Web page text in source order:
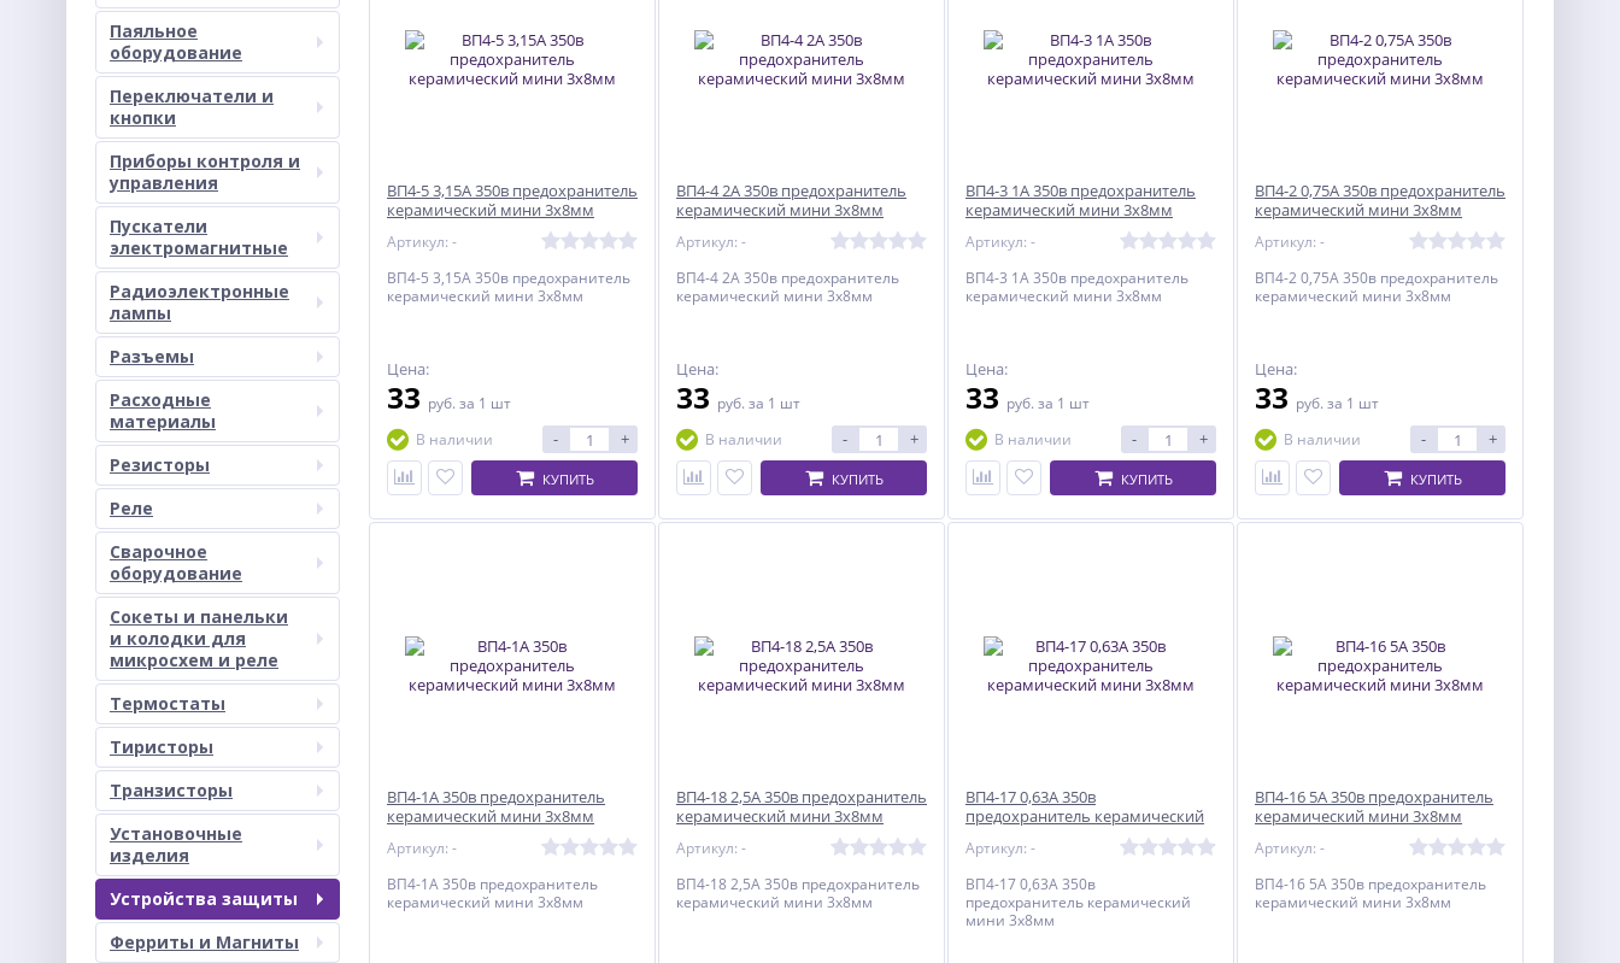
Паяльное
оборудование
Переключатели и
кнопки
Приборы контроля и
управления
Пускатели
электромагнитные
Радиоэлектронные
лампы
Разъемы
Расходные
материалы
Резисторы
Реле
Сварочное
оборудование
Сокеты и панельки
и колодки для
микросхем и реле
Термостаты
Тиристоры
Транзисторы
Установочные
изделия
Устройства защиты
Ферриты и Магниты
ВП4-5 3,15А 350в предохранитель
керамический мини 3х8мм
Артикул: -
ВП4-5 3,15А 350в предохранитель
керамический мини 3х8мм
Цена:
33 руб. за 1 шт
В наличии
- +
КУПИТЬ
ВП4-4 2А 350в предохранитель
керамический мини 3х8мм
Артикул: -
ВП4-4 2А 350в предохранитель
керамический мини 3х8мм
Цена:
33 руб. за 1 шт
В наличии
- +
КУПИТЬ
ВП4-3 1А 350в предохранитель
керамический мини 3х8мм
Артикул: -
ВП4-3 1А 350в предохранитель
керамический мини 3х8мм
Цена:
33 руб. за 1 шт
В наличии
- +
КУПИТЬ
ВП4-2 0,75А 350в предохранитель
керамический мини 3х8мм
Артикул: -
ВП4-2 0,75А 350в предохранитель
керамический мини 3х8мм
Цена:
33 руб. за 1 шт
В наличии
- +
КУПИТЬ
ВП4-1А 350в предохранитель
керамический мини 3х8мм
Артикул: -
ВП4-1А 350в предохранитель
керамический мини 3х8мм
ВП4-18 2,5А 350в предохранитель
керамический мини 3х8мм
Артикул: -
ВП4-18 2,5А 350в предохранитель
керамический мини 3х8мм
ВП4-17 0,63А 350в
предохранитель керамический
Артикул: -
ВП4-17 0,63А 350в
предохранитель керамический
мини 3х8мм
ВП4-16 5А 350в предохранитель
керамический мини 3х8мм
Артикул: -
ВП4-16 5А 350в предохранитель
керамический мини 3х8мм